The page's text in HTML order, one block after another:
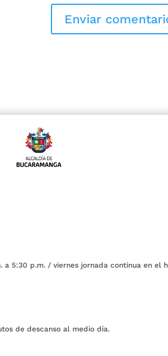
a 5:30 p.m. / viernes jornada continua en el
de descanso al medio día.